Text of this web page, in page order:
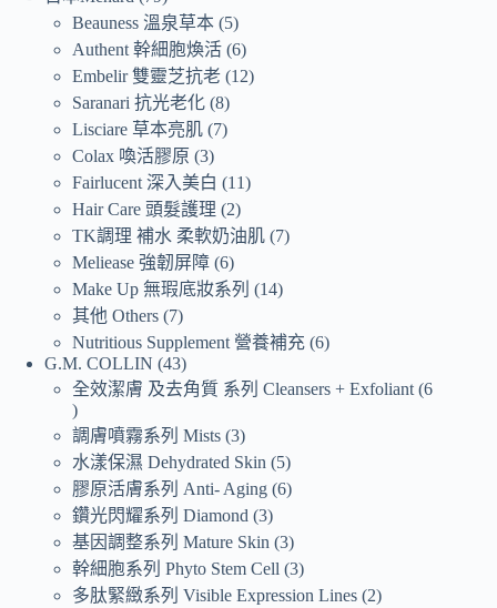
Beauness 溫泉草本 5
Authent 幹細胞煥活 6
Embelir 雙靈芝抗老 12
Saranari 抗光老化 8
Lisciare 草本亮肌 7
Colax 喚活膠原 3
Fairlucent 深入美白
11
Hair Care 頭髮護理
2
TK調理 補水 柔軟奶油肌 7
Meliease 強韌屏障 6
Make Up 無瑕底妝系列
14
其他 Others 7
Nutritious Supplement 營養補充 6
G.M. COLLIN 43
全效潔膚 及去角質 系列 Cleansers + Exfoliant 6
調膚噴霧系列 Mists 3
水漾保濕 Dehydrated Skin
5
膠原活膚系列 Anti- Aging 6
鑽光閃耀系列 Diamond 3
基因調整系列 Mature Skin 3
幹細胞系列 Phyto Stem Cell 3
多肽緊緻系列 Visible Expression Lines 2